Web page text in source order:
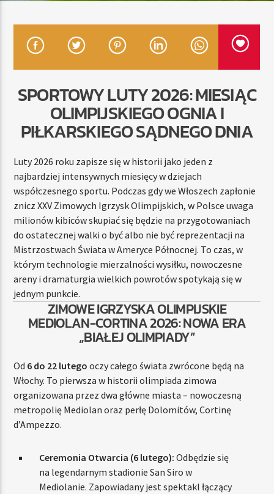
TERAZ
RADIO STREFA MUZY
SPORTOWY LUTY 2026: MIESIĄC
OLIMPIJSKIEGO OGNIA I
PIŁKARSKIEGO SĄDNEGO DNIA
Luty 2026 roku zapisze się w historii jako jeden z
najbardziej intensywnych miesięcy w dziejach
współczesnego sportu. Podczas gdy we Włoszech zapłonie
znicz XXV Zimowych Igrzysk Olimpijskich, w Polsce uwaga
milionów kibiców skupiać się będzie na przygotowaniach
do ostatecznej walki o być albo nie być reprezentacji na
Mistrzostwach Świata w Ameryce Północnej. To czas, w
którym technologie mierzalności wysiłku, nowoczesne
areny i dramaturgia wielkich powrotów spotykają się w
jednym punkcie.
ZIMOWE IGRZYSKA OLIMPIJSKIE
MEDIOLAN-CORTINA 2026: NOWA ERA
„BIAŁEJ OLIMPIADY”
Od 6 do 22 lutego oczy całego świata zwrócone będą na
Włochy. To pierwsza w historii olimpiada zimowa
organizowana przez dwa główne miasta – nowoczesną
metropolię Mediolan oraz perłę Dolomitów, Cortinę
d’Ampezzo.
Ceremonia Otwarcia (6 lutego): Odbędzie się
na legendarnym stadionie San Siro w
Mediolanie. Zapowiadany jest spektakl łączący